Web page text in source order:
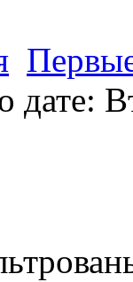
дате: